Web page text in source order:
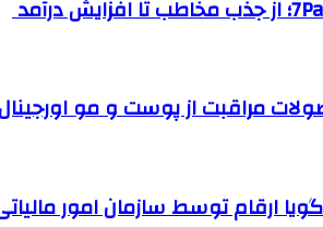
مراقبت از پوست و مو
ارقام توسط سازمان امور